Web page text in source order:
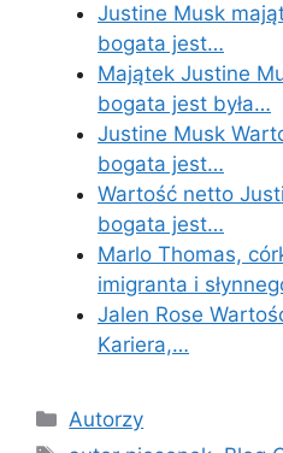
Justine Musk
bogata jest…
Majątek Justine
bogata jest była…
Justine Musk
bogata jest…
Wartość netto
bogata jest…
Marlo Thomas,
imigranta i
Jalen Rose
Kariera,…
Categories
Autorzy